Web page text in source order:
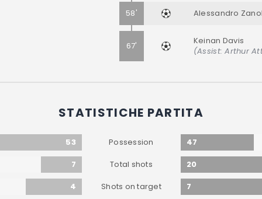
58' Alessandro
67'
Keinan Davis
(Assist: Arthur
STATISTICHE PARTITA
53 Possession
47
7
Total shots
20
4
Shots on target
7